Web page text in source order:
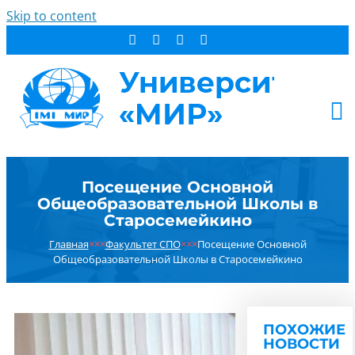
Skip to content
СТУДЕНТУ
ДОПОБРАЗОВАНИЕ
ОБ УНИВЕРСИТЕТЕ
НОВОСТИ
РЕЗУЛЬТАТ ПОИСКА:
Посещение Основной
Общеобразовательной Школы в
Старосемейкино
Главная×××Факультет СПО×××Посещение Основной
Общеобразовательной Школы в Старосемейкино
ПОХОЖИЕ
НОВОСТИ